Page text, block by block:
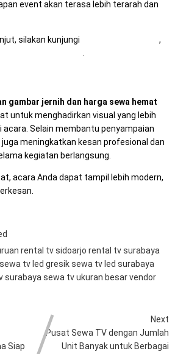
event akan terasa lebih terarah dan
silakan kunjungi
,
gambar jernih dan harga sewa hemat
untuk menghadirkan visual yang lebih
acara. Selain membantu penyampaian
meningkatkan kesan profesional dan
kegiatan berlangsung.
acara Anda dapat tampil lebih modern,
rental tv sidoarjo rental tv surabaya
sewa tv led gresiksewa tv led surabaya
surabayasewa tv ukuran besarvendor
Siap
Next
Pusat Sewa TV dengan Jumlah
Unit Banyak untuk Berbagai